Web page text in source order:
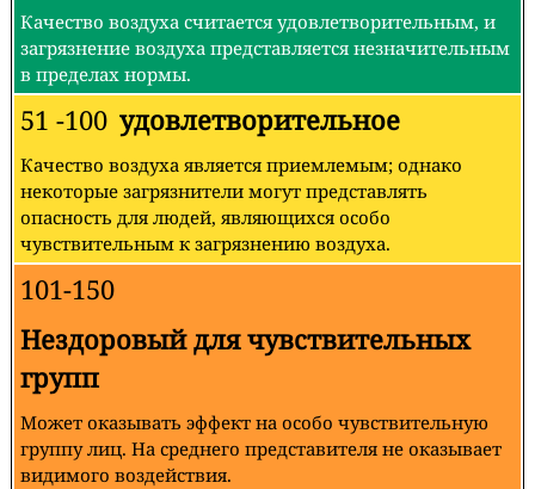
Качество воздуха считается удовлетворительным, и
загрязнение воздуха представляется незначительным
в пределах нормы.
51 -100 удовлетворительное
Качество воздуха является приемлемым; однако
некоторые загрязнители могут представлять
опасность для людей, являющихся особо
чувствительным к загрязнению воздуха.
101-150
Нездоровый для чувствительных
групп
Может оказывать эффект на особо чувствительную
группу лиц. На среднего представителя не оказывает
видимого воздействия.